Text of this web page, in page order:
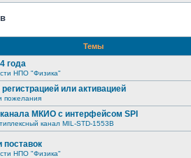
Темы
года
НПО "Физика"
или активацией
пожелания
МКИО с интерфейсом SPI
канал MIL-STD-1553B
поставок
НПО "Физика"